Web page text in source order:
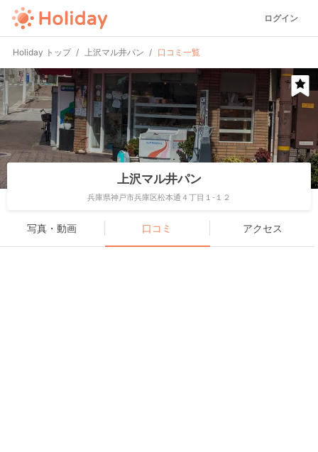
ログイン
Holiday トップ 上沢マル井パン 口コミ一覧
上沢マル井パン
兵庫県神戸市兵庫区松本通４丁目１-１２
写真・動画 口コミ アクセス